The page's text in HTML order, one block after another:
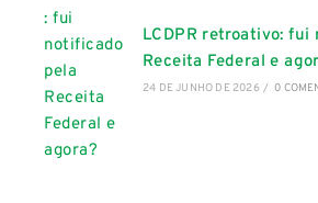
LCDPR retroativo: fui
Receita Federal e
24 DE JUNHO DE 2026 / 0